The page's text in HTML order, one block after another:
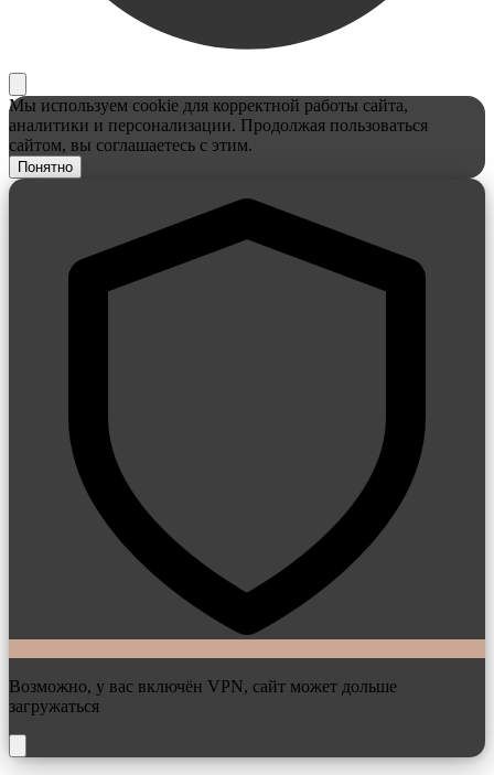
Мы используем cookie для корректной работы сайта,
аналитики и персонализации. Продолжая пользоваться
сайтом, вы соглашаетесь с этим.
Понятно
Возможно, у вас включён VPN, сайт может дольше
загружаться